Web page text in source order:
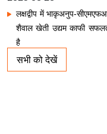
लक्षद्वीप में भाकृअनुप-
शैवाल खेती उद्यम काफी
है
2023-05-20
एक नवोदित कृषि-उद्यमी: श्री
2023-05-19
सभी को देखें